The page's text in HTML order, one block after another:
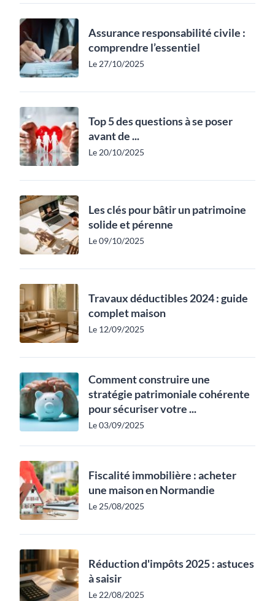
Assurance responsabilité civile :
comprendre l’essentiel
Le 27/10/2025
Top 5 des questions à se poser
avant de ...
Le 20/10/2025
Les clés pour bâtir un patrimoine
solide et pérenne
Le 09/10/2025
Travaux déductibles 2024 : guide
complet maison
Le 12/09/2025
Comment construire une
stratégie patrimoniale cohérente
pour sécuriser votre ...
Le 03/09/2025
Fiscalité immobilière : acheter
une maison en Normandie
Le 25/08/2025
Réduction d'impôts 2025 : astuces
à saisir
Le 22/08/2025